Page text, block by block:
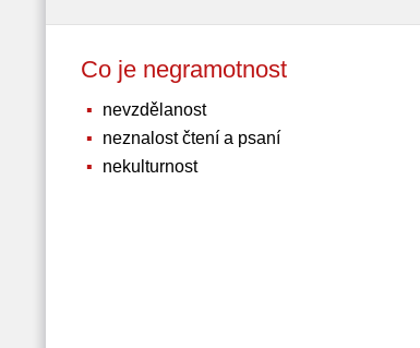
Co je negramotnost
nevzdělanost
neznalost čtení a psaní
nekulturnost